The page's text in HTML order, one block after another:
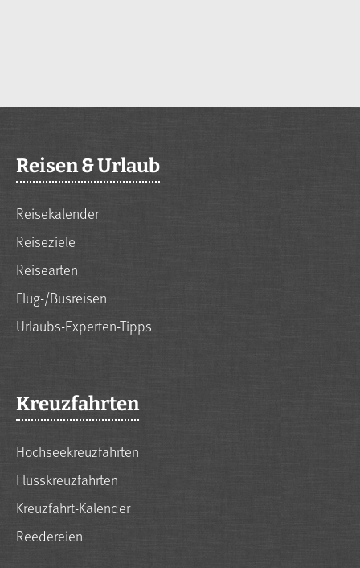
Reisen & Urlaub
Reisekalender
Reiseziele
Reisearten
Flug-/Busreisen
Urlaubs-Experten-Tipps
Kreuzfahrten
Hochseekreuzfahrten
Flusskreuzfahrten
Kreuzfahrt-Kalender
Reedereien